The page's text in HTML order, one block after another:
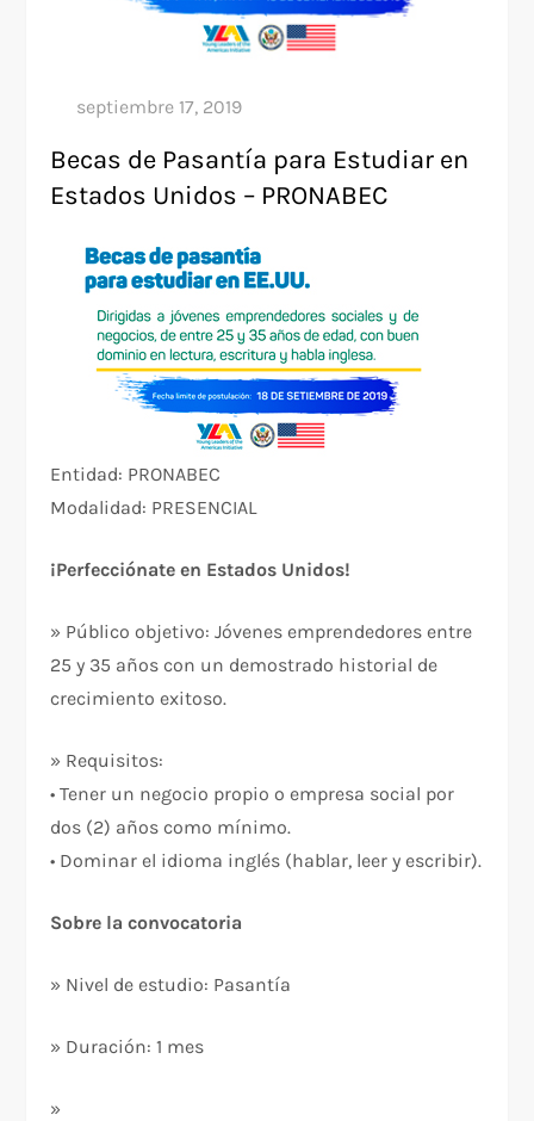
Becas de Pasantía para Estudiar en
Estados Unidos – PRONABEC
Entidad: PRONABEC
Modalidad: PRESENCIAL
¡Perfecciónate en Estados Unidos!
» Público objetivo: Jóvenes emprendedores entre
25 y 35 años con un demostrado historial de
crecimiento exitoso.
» Requisitos:
• Tener un negocio propio o empresa social por
dos (2) años como mínimo.
• Dominar el idioma inglés (hablar, leer y escribir).
Sobre la convocatoria
» Nivel de estudio: Pasantía
» Duración: 1 mes
»